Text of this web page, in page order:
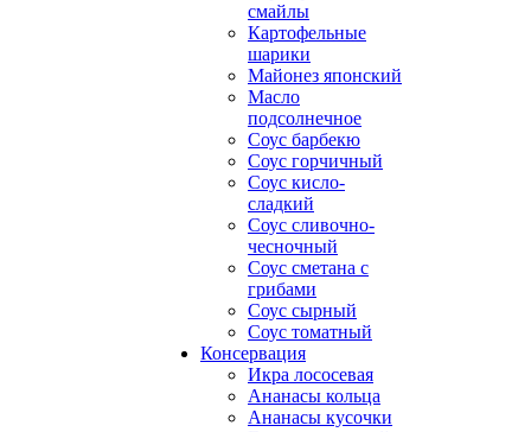
смайлы
Картофельные
шарики
Майонез японский
Масло
подсолнечное
Соус барбекю
Соус горчичный
Соус кисло-
сладкий
Соус сливочно-
чесночный
Соус сметана с
грибами
Соус сырный
Соус томатный
Консервация
Икра лососевая
Ананасы кольца
Ананасы кусочки